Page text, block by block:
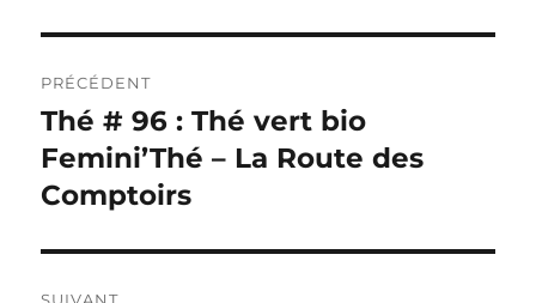
de
l’article
PRÉCÉDENT
Publication
précédente :
Thé # 96 : Thé vert bio
Femini’Thé – La Route des
Comptoirs
SUIVANT